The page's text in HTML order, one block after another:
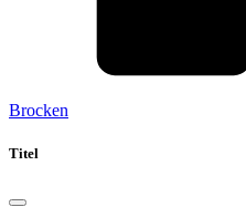
Brocken
Titel